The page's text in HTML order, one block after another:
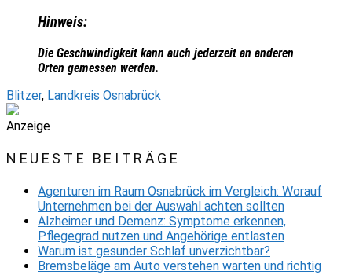
Hinweis:
Die Geschwindigkeit kann auch jederzeit an anderen
Orten gemessen werden.
Blitzer, Landkreis Osnabrück
Anzeige
NEUESTE BEITRÄGE
Agenturen im Raum Osnabrück im Vergleich: Worauf
Unternehmen bei der Auswahl achten sollten
Alzheimer und Demenz: Symptome erkennen,
Pflegegrad nutzen und Angehörige entlasten
Warum ist gesunder Schlaf unverzichtbar?
Bremsbeläge am Auto verstehen warten und richtig